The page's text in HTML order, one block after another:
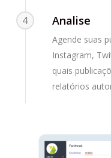
4 Analise
Agende suas
Instagram,
quais
relatórios